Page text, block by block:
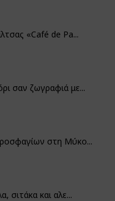
«Café de Pa...
σαν ζωγραφιά με...
στη Μύκο...
σιτάκα και αλε...